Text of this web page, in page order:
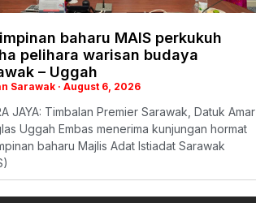
baharu MAIS perkukuh
pelihara warisan budaya
– Uggah
Sarawak August 6, 2026
JAYA: Timbalan Premier Sarawak, Datuk Amar
Uggah Embas menerima kunjungan hormat
baharu Majlis Adat Istiadat Sarawak